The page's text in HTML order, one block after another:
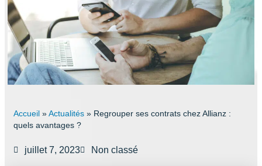
Accueil » Actualités » Regrouper ses contrats chez Allianz :
quels avantages ?
juillet 7, 2023 Non classé